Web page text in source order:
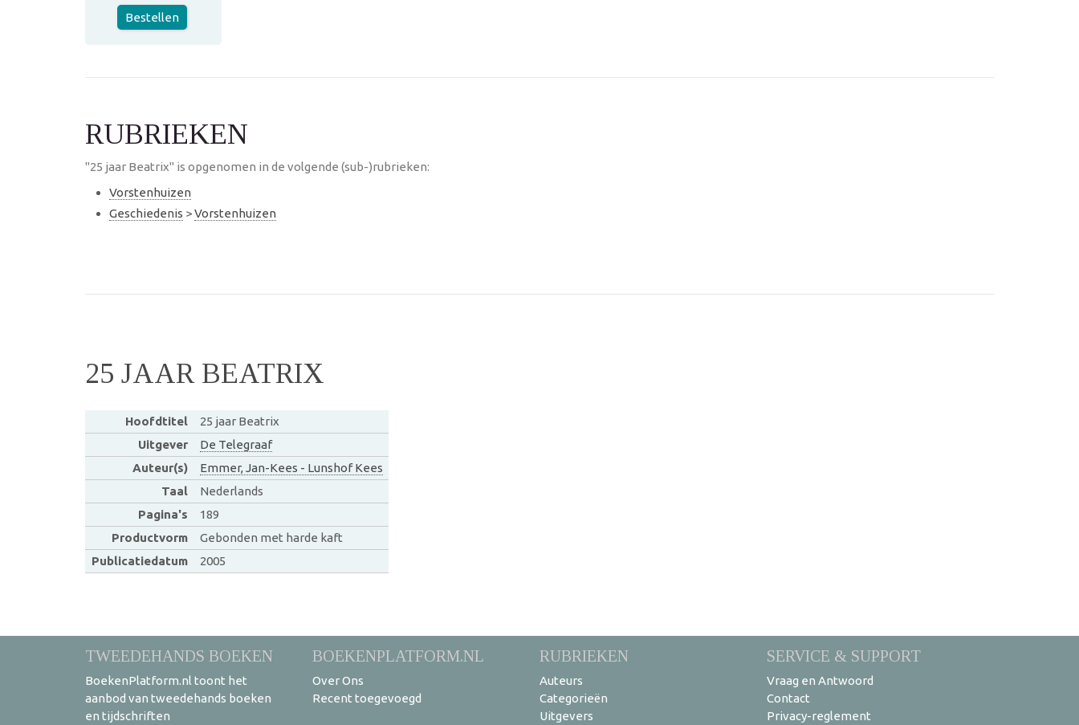
Bestellen
RUBRIEKEN
"25 jaar Beatrix" is opgenomen in de volgende (sub-)rubrieken:
Vorstenhuizen
Geschiedenis >Vorstenhuizen
25 JAAR BEATRIX
Hoofdtitel
25 jaar Beatrix
Uitgever
De Telegraaf
Auteur(s)
Emmer, Jan-Kees - Lunshof Kees
Taal
Nederlands
Pagina's
189
Productvorm
Gebonden met harde kaft
Publicatiedatum
2005
TWEEDEHANDS BOEKEN
BoekenPlatform.nl toont het
aanbod van tweedehands boeken
en tijdschriften
BOEKENPLATFORM.NL
Over Ons
Recent toegevoegd
RUBRIEKEN
Auteurs
Categorieën
Uitgevers
SERVICE & SUPPORT
Vraag en Antwoord
Contact
Privacy-reglement